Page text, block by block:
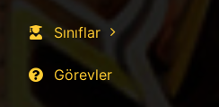
Sınıflar
Görevler